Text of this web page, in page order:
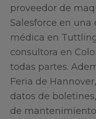
proveedor de
Salesforce en
médica en
consultora en
todas partes.
Feria de
datos de
de